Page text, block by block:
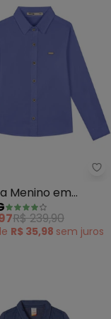
Infantil
Menino em
(Azul)
R$ 239,90
R$ 35,98 sem juros